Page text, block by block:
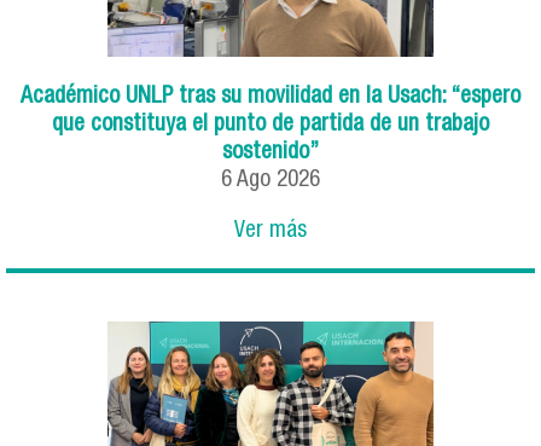
Académico UNLP tras su movilidad en la Usach: “espero
que constituya el punto de partida de un trabajo
sostenido”
6 Ago 2026
Ver más